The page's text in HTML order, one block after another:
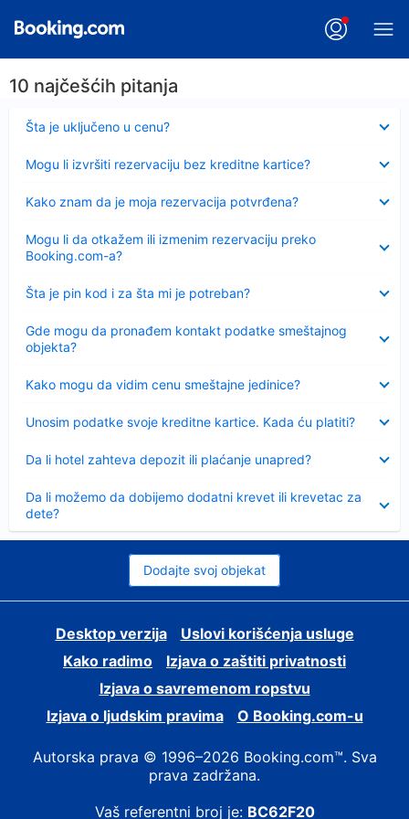
10 najčešćih pitanja
Šta je uključeno u cenu?
Sažeto
Mogu li izvršiti rezervaciju bez kreditne kartice?
Kako znam da je moja rezervacija potvrđena?
Mogu li da otkažem ili izmenim rezervaciju preko
Booking.com-a?
Šta je pin kod i za šta mi je potreban?
Sažeto
Gde mogu da pronađem kontakt podatke smeštajnog
objekta?
Kako mogu da vidim cenu smeštajne jedinice?
Unosim podatke svoje kreditne kartice. Kada ću platiti?
Da li hotel zahteva depozit ili plaćanje unapred?
Da li možemo da dobijemo dodatni krevet ili krevetac za
dete?
Dodajte svoj objekat
Desktop verzija
Uslovi korišćenja usluge
Kako radimo
Izjava o zaštiti privatnosti
Izjava o savremenom ropstvu
Izjava o ljudskim pravima
О Booking.com-u
Autorska prava © 1996–2026 Booking.com™. Sva
prava zadržana.
Vaš referentni broj je: BC62F20